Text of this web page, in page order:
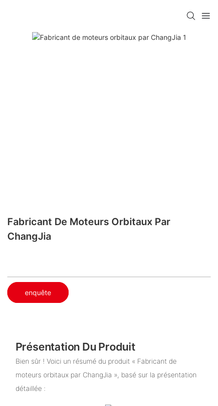
Fabricant De Moteurs Orbitaux Par
ChangJia
enquête
Présentation Du Produit
Bien sûr ! Voici un résumé du produit « Fabricant de
moteurs orbitaux par ChangJia », basé sur la présentation
détaillée :